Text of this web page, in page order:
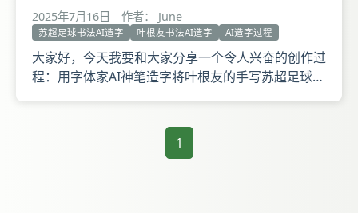
2025年7月16日 作者： June
苏超足球书法AI造字 叶根友书法AI造字 AI造字过程
大家好，今天我要和大家分享一个令人兴奋的创作过
程：用字体家AI神笔造字将叶根友的手写苏超足球转
性的数字字体。准备好了吗？让我们一起进入这个充
满创意和惊喜的世界吧！ 体验如何用字体家AI神笔
1